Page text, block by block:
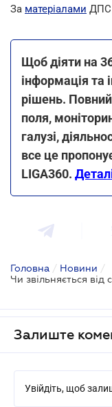
За матеріалами ДПС
Щоб діяти на
інформація та
рішень.
поля,
галузі,
все це
LIGA360.
Головна / Новини /
Залиште
Увійдіть, щоб